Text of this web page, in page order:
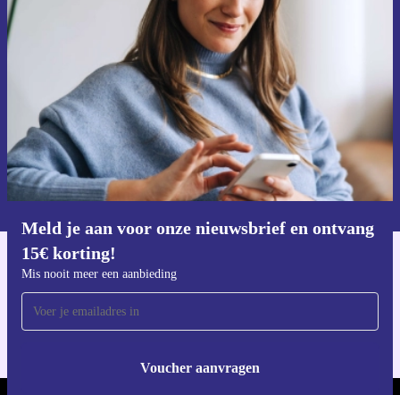
Meld je aan voor onze nieuwsbrief en ontvang
15€ korting!
Meld je aan voor onze nieuwsbrief en
ontvang €15 korting!
Mis nooit meer een aanbieding.
Voucher aanvragen
Informatie over het gebruik van persoonsgegevens vind je in ons
privacybeleid
Download de refurbed app
Voor iOS en Android